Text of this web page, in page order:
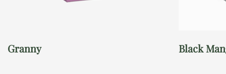
Granny Black